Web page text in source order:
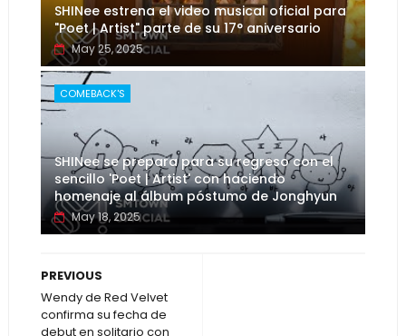
SHINee estrena el video musical oficial para
"Poet | Artist" parte de su 17° aniversario
May 25, 2025
COMEBACK'S
SHINee se prepara para su regreso con el
sencillo 'Poet | Artist' con haciendo
homenaje al álbum póstumo de Jonghyun
May 18, 2025
PREVIOUS
Wendy de Red Velvet
confirma su fecha de
debut en solitario con